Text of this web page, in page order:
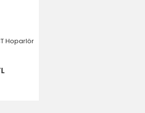
Hoparlör